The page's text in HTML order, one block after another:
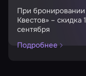
При
Квестов» – скидка
сентября
Подробнее